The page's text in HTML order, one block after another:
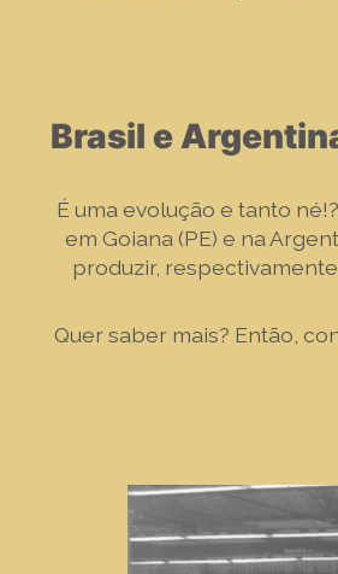
Brasil e
É uma evolução e tanto
em Goiana (PE) e na
produzir,
Quer saber mais? Então,